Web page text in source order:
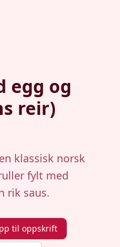
egg og
reir)
klassisk norsk
fylt med
rik saus.
til oppskrift